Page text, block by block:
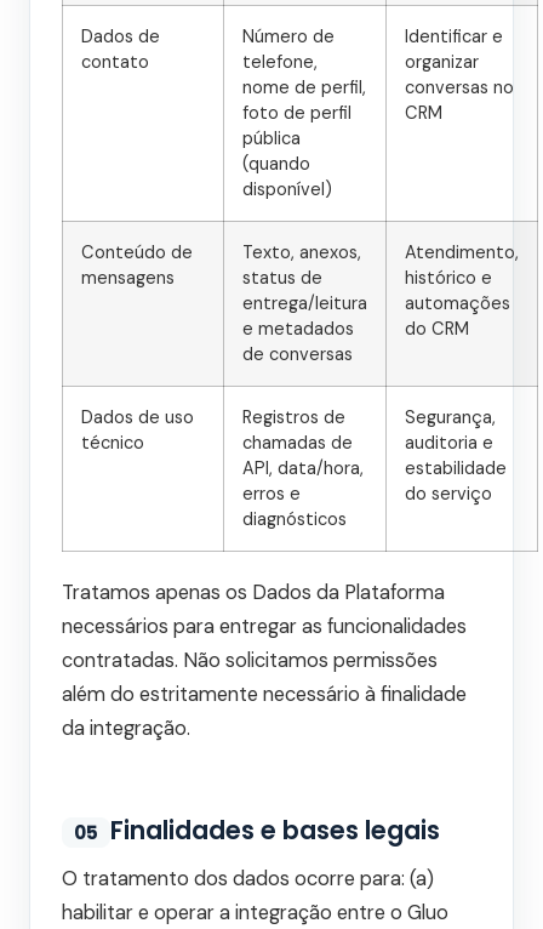
Dados de
contato
Número de
telefone,
nome de perfil,
foto de perfil
pública
(quando
disponível)
Identificar e
organizar
conversas no
CRM
Conteúdo de
mensagens
Texto, anexos,
status de
entrega/leitura
e metadados
de conversas
Atendimento,
histórico e
automações
do CRM
Dados de uso
técnico
Registros de
chamadas de
API, data/hora,
erros e
diagnósticos
Segurança,
auditoria e
estabilidade
do serviço
Tratamos apenas os Dados da Plataforma
necessários para entregar as funcionalidades
contratadas. Não solicitamos permissões
além do estritamente necessário à finalidade
da integração.
05 Finalidades e bases legais
O tratamento dos dados ocorre para: (a)
habilitar e operar a integração entre o Gluo